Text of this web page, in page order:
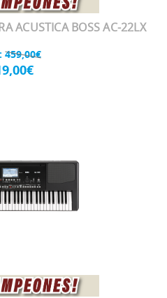
ACUSTICA BOSS AC-22LX
459,00€